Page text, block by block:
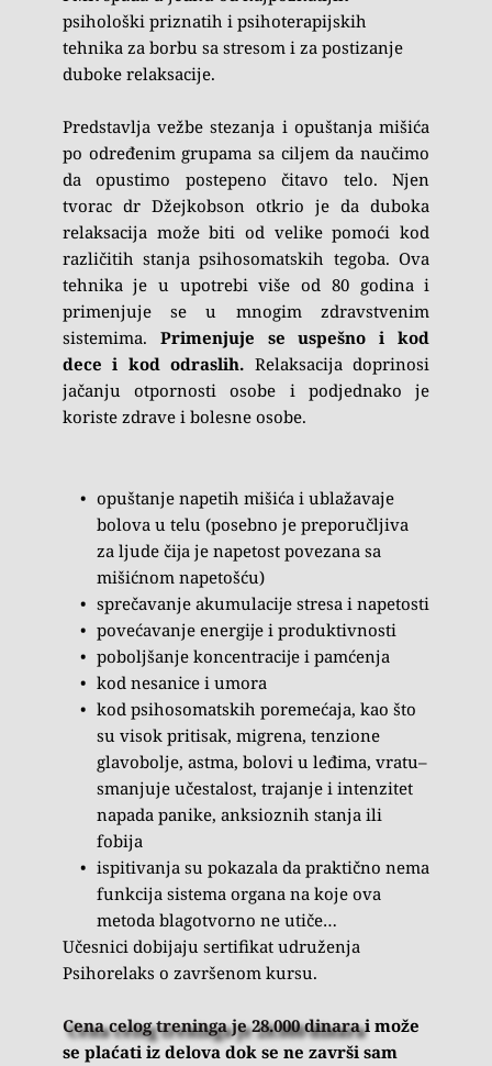
psihološki priznatih i psihoterapijskih
tehnika za borbu sa stresom i za postizanje
duboke relaksacije.
Predstavlja vežbe stezanja i opuštanja mišića
po određenim grupama sa ciljem da naučimo
da opustimo postepeno čitavo telo. Njen
tvorac dr Džejkobson otkrio je da duboka
relaksacija može biti od velike pomoći kod
različitih stanja psihosomatskih tegoba. Ova
tehnika je u upotrebi više od 80 godina i
primenjuje se u mnogim zdravstvenim
sistemima. Primenjuje se uspešno i kod
dece i kod odraslih. Relaksacija doprinosi
jačanju otpornosti osobe i podjednako je
koriste zdrave i bolesne osobe.
opuštanje napetih mišića i ublažavaje
bolova u telu (posebno je preporučljiva
za ljude čĳa je napetost povezana sa
mišićnom napetošću)
sprečavanje akumulacĳe stresa i napetosti
povećavanje energĳe i produktivnosti
poboljšanje koncentracĳe i pamćenja
kod nesanice i umora
kod psihosomatskih poremećaja, kao što
su visok pritisak, migrena, tenzione
glavobolje, astma, bolovi u leđima, vratu–
smanjuje učestalost, trajanje i intenzitet
napada panike, anksioznih stanja ili
fobija
ispitivanja su pokazala da praktično nema
funkcija sistema organa na koje ova
metoda blagotvorno ne utiče…
Učesnici dobijaju sertifikat udruženja
Psihorelaks o završenom kursu.
Cena celog treninga je 28.000 dinara i može
se plaćati iz delova dok se ne završi sam